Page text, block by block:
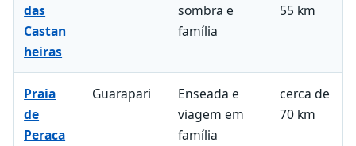
das
Castan
heiras
sombra e
família
55 km
Praia
de
Peraca
Guarapari
Enseada e
viagem em
família
cerca de
70 km